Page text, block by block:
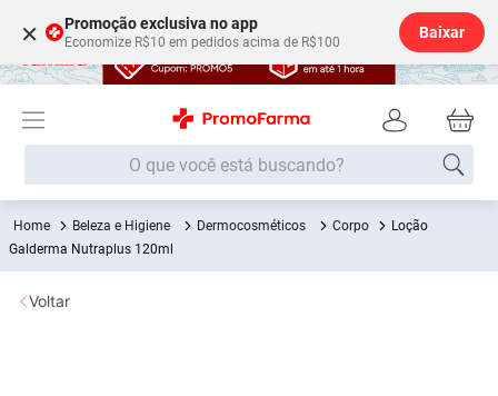
× Promoção exclusiva no app
Economize R$10 em pedidos acima de R$100
Baixar
O que você está buscando?
Beleza e Higiene Dermocosméticos Corpo
Loção
Galderma Nutraplus 120ml
Voltar
Termos mais buscados
1º Fralda
2